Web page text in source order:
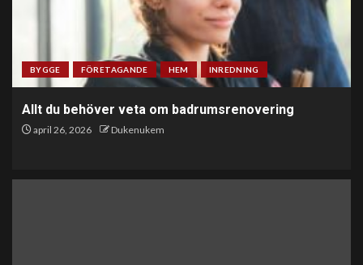
BYGGE FÖRETAGANDE HEM INREDNING
Allt du behöver veta om badrumsrenovering
april 26, 2026 Dukenukem